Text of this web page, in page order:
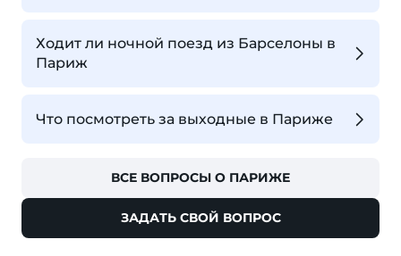
Ходит ли ночной поезд из Барселоны в
Париж
Что посмотреть за выходные в Париже
ВСЕ ВОПРОСЫ О ПАРИЖЕ
ЗАДАТЬ СВОЙ ВОПРОС